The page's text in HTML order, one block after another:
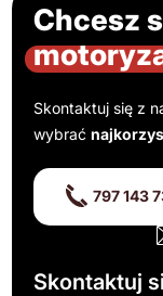
Chcesz
Skontaktuj się z
wybrać
797 143
Skontaktuj